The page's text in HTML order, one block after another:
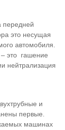
передней
это несущая
автомобиля.
– это гашение
нейтрализация
и
первые.
машинах